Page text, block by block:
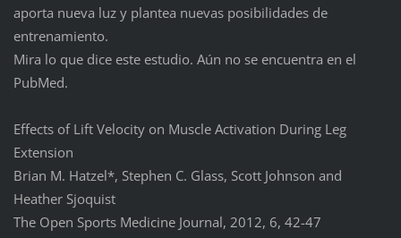
aporta nueva luz y plantea nuevas posibilidades de
entrenamiento.
Mira lo que dice este estudio. Aún no se encuentra en el
PubMed.
Effects of Lift Velocity on Muscle Activation During Leg
Extension
Brian M. Hatzel*, Stephen C. Glass, Scott Johnson and
Heather Sjoquist
The Open Sports Medicine Journal, 2012, 6, 42-47